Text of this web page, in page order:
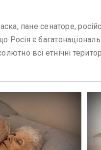
пане сенаторе,
Росія є
всі етнічні